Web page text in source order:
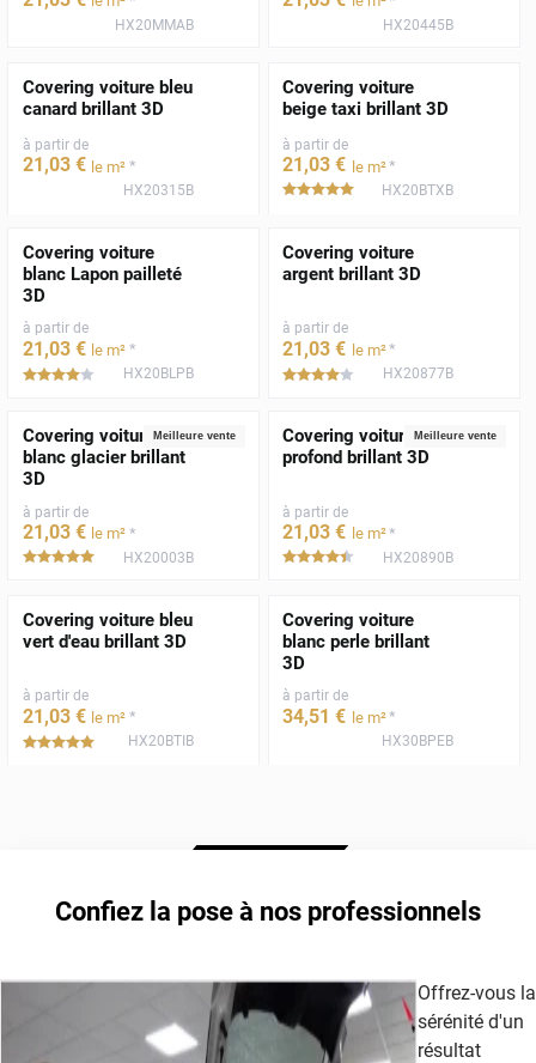
HX20MMAB HX20445B
Covering voiture bleu
canard brillant 3D
à partir de
21 ,03 € le m² *
HX20315B
Covering voiture
beige taxi brillant 3D
à partir de
21 ,03 € le m²*
*****HX20BTXB
Covering voiture
blanc Lapon pailleté
3D
à partir de
21,03 € le m² *
***** HX20BLPB
Covering voiture
argent brillant 3D
à partir de
21,03 € le m²*
***** HX20877B
Meilleure vente
Covering voiture
blanc glacier brillant
3D
à partir de
21 ,03 € le m² *
*****HX20003B
Meilleure vente
Covering voiture noir
profond brillant 3D
à partir de
21 ,03 € le m²*
***** HX20890B
Covering voiture bleu
vert d'eau brillant 3D
à partir de
21,03 € le m² *
*****HX20BTIB
Covering voiture
blanc perle brillant
3D
à partir de
34,51 € le m²*
HX30BPEB
Confiez la pose à nos professionnels
Offrez-vous la
sérénité d'un
résultat